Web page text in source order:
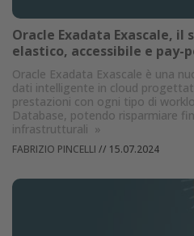
Oracle Exadata Exascale, il
elastico, accessibile e pay-
Oracle Exadata Exascale è una
dati intelligente in cloud
prestazioni con ogni tipo di
Database, potendo risparmiare
infrastrutturali »
FABRIZIO PINCELLI // 15.07.2024